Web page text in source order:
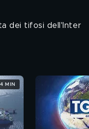
dei tifosi dell'Inter
MIN